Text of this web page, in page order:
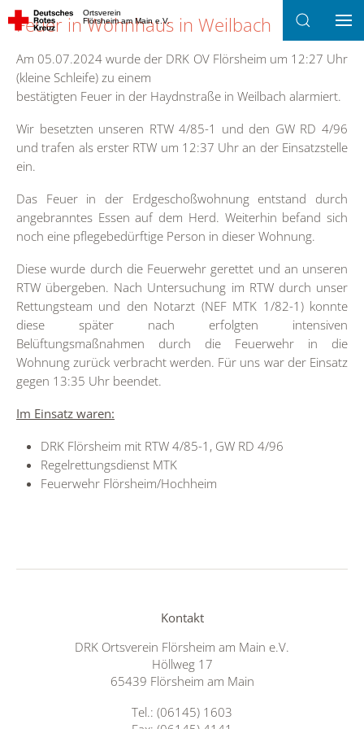
Ortsverein
Flörsheim am Main e.V.
Feuer in Wohnhaus in Weilbach
Am 05.07.2024 wurde der DRK OV Flörsheim um 12:27 Uhr
(kleine Schleife) zu einem
bestätigten Feuer in der Haydnstraße in Weilbach alarmiert.
Wir besetzten unseren RTW 4/85-1 und den GW RD 4/96
und trafen als erster RTW um 12:37 Uhr an der Einsatzstelle
ein.
Das Feuer in der Erdgeschoßwohnung entstand durch
angebranntes Essen auf dem Herd. Weiterhin befand sich
noch eine pflegebedürftige Person in dieser Wohnung.
Diese wurde durch die Feuerwehr gerettet und an unseren
RTW übergeben. Nach Untersuchung im RTW durch unser
Rettungsteam und den Notarzt (NEF MTK 1/82-1) konnte
diese später nach erfolgten intensiven
Belüftungsmaßnahmen durch die Feuerwehr in die
Wohnung zurück verbracht werden. Für uns war der Einsatz
gegen 13:35 Uhr beendet.
Im Einsatz waren:
DRK Flörsheim mit RTW 4/85-1, GW RD 4/96
Regelrettungsdienst MTK
Feuerwehr Flörsheim/Hochheim
Kontakt
DRK Ortsverein Flörsheim am Main e.V.
Höllweg 17
65439 Flörsheim am Main
Tel.: (06145) 1603